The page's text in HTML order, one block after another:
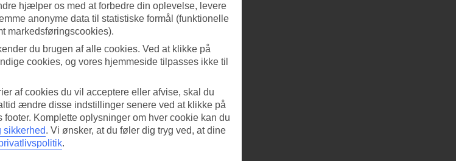
hjælper os med at forbedre din oplevelse, levere
anonyme data til statistiske formål (funktionelle
markedsføringscookies).
du brugen af alle cookies. Ved at klikke på
cookies, og vores hjemmeside tilpasses ikke til
af cookies du vil acceptere eller afvise, skal du
ændre disse indstillinger senere ved at klikke på
Komplette oplysninger om hver cookie kan du
sikkerhed. Vi ønsker, at du føler dig tryg ved, at dine
.